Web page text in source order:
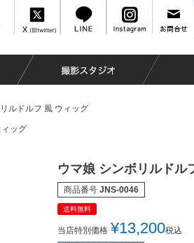
ルドルフ 風 ウィッグ
ッグ
ウマ娘 シンボリルドル
商品番号 JNS-0046
送料無料
当店特別価格 ¥13,200税込